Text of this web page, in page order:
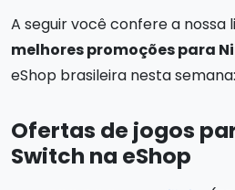
A seguir você confere a nossa
melhores promoções para
eShop brasileira nesta semana:
Ofertas de jogos
Switch na eShop